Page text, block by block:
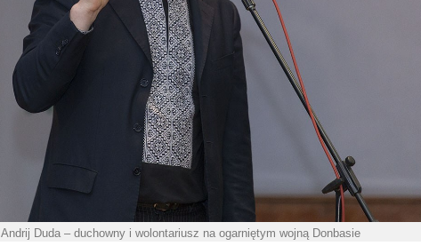
Andrij Duda – duchowny i wolontariusz na ogarniętym wojną Donbasie